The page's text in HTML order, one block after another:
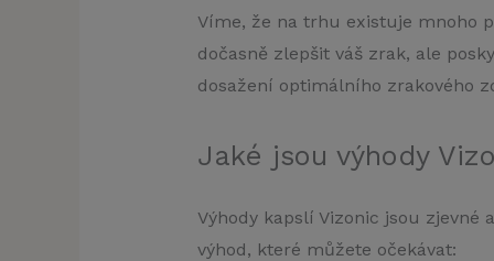
Víme, že na trhu existuje mnoho
dočasně zlepšit váš zrak, ale
dosažení optimálního zrakového
Jaké jsou výhody
Výhody kapslí Vizonic jsou
výhod, které můžete očekávat: